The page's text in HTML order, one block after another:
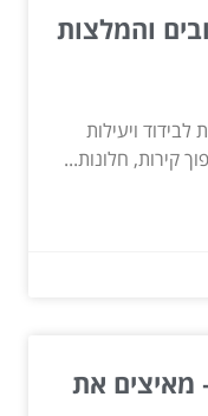
והמלצות
ויעילות
קירות, חלונות...
מאיצים את